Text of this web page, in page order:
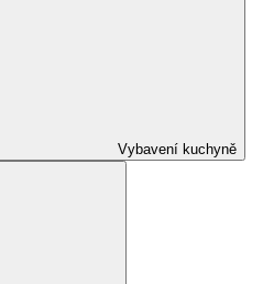
Vybavení kuchyně